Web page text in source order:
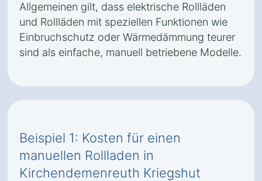
Allgemeinen gilt, dass elektrische Rollläden
und Rollläden mit speziellen Funktionen wie
Einbruchschutz oder Wärmedämmung teurer
sind als einfache, manuell betriebene Modelle.
Beispiel 1: Kosten für einen
manuellen Rollladen in
Kirchendemenreuth Kriegshut